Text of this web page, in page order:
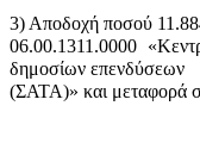
3) Αποδοχή ποσού
06.00.1311.0000
δημοσίων επενδύσεων
(ΣΑΤΑ)» και μεταφορά